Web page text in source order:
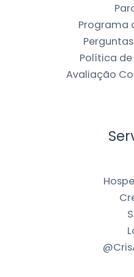
Programa
Política
Avaliação